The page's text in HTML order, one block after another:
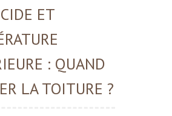
ET
: QUAND
LA TOITURE ?